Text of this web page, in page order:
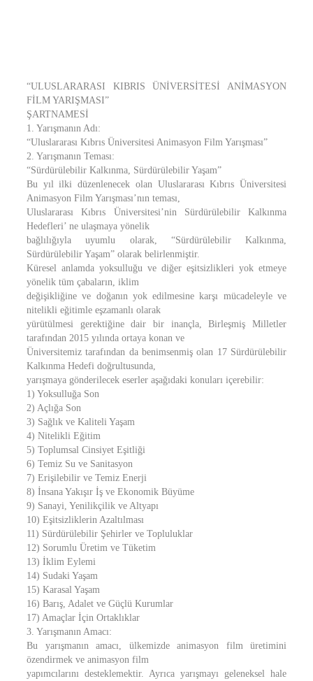
“ULUSLARARASI KIBRIS ÜNİVERSİTESİ ANİMASYON
FİLM YARIŞMASI”
ŞARTNAMESİ
1. Yarışmanın Adı:
“Uluslararası Kıbrıs Üniversitesi Animasyon Film Yarışması”
2. Yarışmanın Teması:
“Sürdürülebilir Kalkınma, Sürdürülebilir Yaşam”
Bu yıl ilki düzenlenecek olan Uluslararası Kıbrıs Üniversitesi
Animasyon Film Yarışması’nın teması,
Uluslararası Kıbrıs Üniversitesi’nin Sürdürülebilir Kalkınma
Hedefleri’ ne ulaşmaya yönelik
bağlılığıyla uyumlu olarak, “Sürdürülebilir Kalkınma,
Sürdürülebilir Yaşam” olarak belirlenmiştir.
Küresel anlamda yoksulluğu ve diğer eşitsizlikleri yok etmeye
yönelik tüm çabaların, iklim
değişikliğine ve doğanın yok edilmesine karşı mücadeleyle ve
nitelikli eğitimle eşzamanlı olarak
yürütülmesi gerektiğine dair bir inançla, Birleşmiş Milletler
tarafından 2015 yılında ortaya konan ve
Üniversitemiz tarafından da benimsenmiş olan 17 Sürdürülebilir
Kalkınma Hedefi doğrultusunda,
yarışmaya gönderilecek eserler aşağıdaki konuları içerebilir:
1) Yoksulluğa Son
2) Açlığa Son
3) Sağlık ve Kaliteli Yaşam
4) Nitelikli Eğitim
5) Toplumsal Cinsiyet Eşitliği
6) Temiz Su ve Sanitasyon
7) Erişilebilir ve Temiz Enerji
8) İnsana Yakışır İş ve Ekonomik Büyüme
9) Sanayi, Yenilikçilik ve Altyapı
10) Eşitsizliklerin Azaltılması
11) Sürdürülebilir Şehirler ve Topluluklar
12) Sorumlu Üretim ve Tüketim
13) İklim Eylemi
14) Sudaki Yaşam
15) Karasal Yaşam
16) Barış, Adalet ve Güçlü Kurumlar
17) Amaçlar İçin Ortaklıklar
3. Yarışmanın Amacı:
Bu yarışmanın amacı, ülkemizde animasyon film üretimini
özendirmek ve animasyon film
yapımcılarını desteklemektir. Ayrıca yarışmayı geleneksel hale